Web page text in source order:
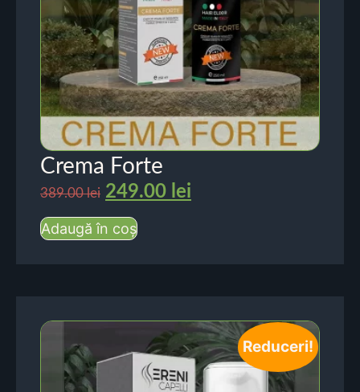
Crema Forte
389.00lei 249.00 lei
Adaugă în coș
Reduceri!